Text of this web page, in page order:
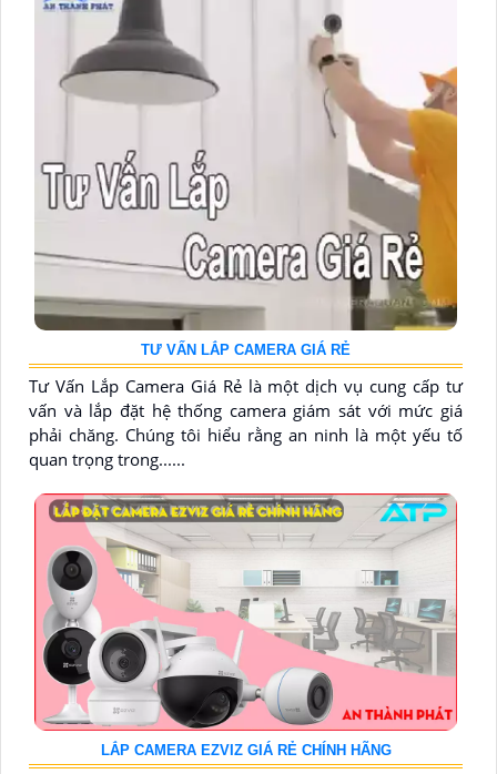
TƯ VẤN LẮP CAMERA GIÁ RẺ
Tư Vấn Lắp Camera Giá Rẻ là một dịch vụ cung cấp tư
vấn và lắp đặt hệ thống camera giám sát với mức giá
phải chăng. Chúng tôi hiểu rằng an ninh là một yếu tố
quan trọng trong......
LẮP CAMERA EZVIZ GIÁ RẺ CHÍNH HÃNG